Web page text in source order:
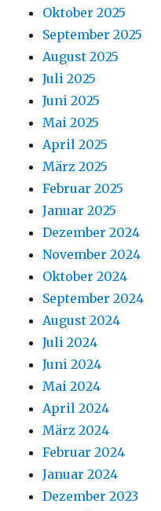
Oktober 2025
September 2025
August 2025
Juli 2025
Juni 2025
Mai 2025
April 2025
März 2025
Februar 2025
Januar 2025
Dezember 2024
November 2024
Oktober 2024
September 2024
August 2024
Juli 2024
Juni 2024
Mai 2024
April 2024
März 2024
Februar 2024
Januar 2024
Dezember 2023